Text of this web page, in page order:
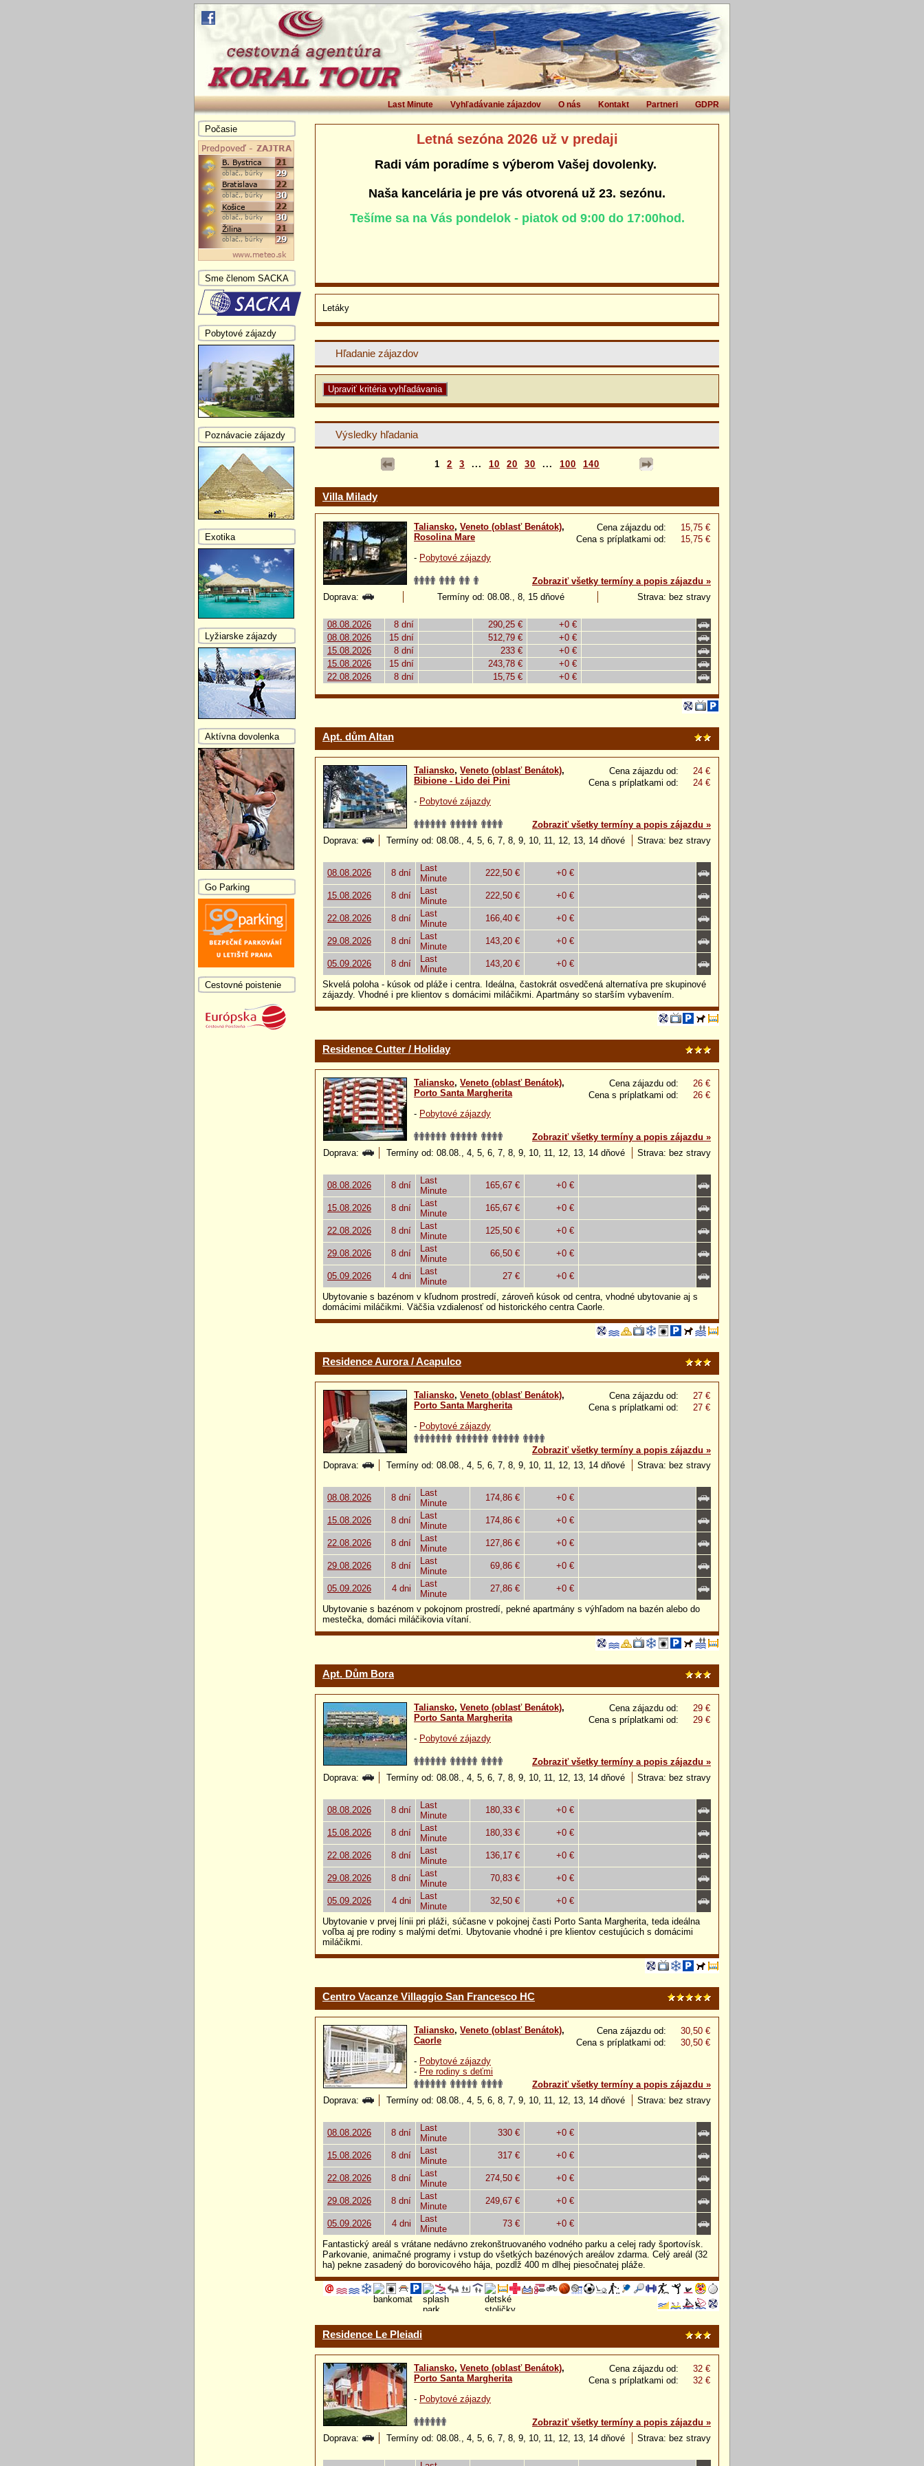
GDPR
Partneri
Kontakt
O nás
Vyhľadávanie zájazdov
Last Minute
Letná sezóna 2026 už v predaji
Radi vám poradíme s výberom Vašej dovolenky.
Naša kancelária je pre vás otvorená už 23. sezónu.
Tešíme sa na Vás pondelok - piatok od 9:00 do 17:00hod.
Letáky
Hľadanie zájazdov
Výsledky hľadania
1 2 3 ... 10 20 30 ... 100 140
Villa Milady
Cena zájazdu od:
15,75 €
Cena s príplatkami od:
15,75 €
Taliansko, Veneto (oblasť Benátok),
Rosolina Mare
- Pobytové zájazdy
Zobraziť všetky termíny a popis zájazdu »
Doprava:
Termíny od: 08.08., 8, 15 dňové Strava: bez stravy
08.08.2026 8 dní 290,25 €
+0 €
08.08.2026
15 dní 512,79 €
+0 €
15.08.2026
8 dní 233 €
+0 €
15.08.2026
15 dní 243,78 €
+0 €
22.08.2026
8 dní 15,75 € +0 €
Apt. dům Altan
Cena zájazdu od:
24 €
Cena s príplatkami od:
24 €
Taliansko, Veneto (oblasť Benátok),
Bibione - Lido dei Pini
- Pobytové zájazdy
Zobraziť všetky termíny a popis zájazdu »
Doprava:
Termíny od: 08.08., 4, 5, 6, 7, 8, 9, 10, 11, 12, 13, 14 dňové Strava: bez stravy
08.08.2026 8 dní
Last
Minute
222,50 € +0 €
15.08.2026 8 dní
Last
Minute
222,50 € +0 €
22.08.2026 8 dní
Last
Minute
166,40 € +0 €
29.08.2026 8 dní
Last
Minute
143,20 € +0 €
05.09.2026 8 dní
Last
Minute
143,20 €
+0 €
Skvelá poloha - kúsok od pláže i centra. Ideálna, častokrát osvedčená alternatíva pre skupinové
zájazdy. Vhodné i pre klientov s domácimi miláčikmi. Apartmány so starším vybavením.
Residence Cutter / Holiday
Cena zájazdu od:
26 €
Cena s príplatkami od:
26 €
Taliansko, Veneto (oblasť Benátok),
Porto Santa Margherita
- Pobytové zájazdy
Zobraziť všetky termíny a popis zájazdu »
Doprava:
Termíny od: 08.08., 4, 5, 6, 7, 8, 9, 10, 11, 12, 13, 14 dňové Strava: bez stravy
08.08.2026 8 dní
Last
Minute
165,67 € +0 €
15.08.2026 8 dní
Last
Minute
165,67 € +0 €
22.08.2026 8 dní
Last
Minute
125,50 € +0 €
29.08.2026 8 dní
Last
Minute
66,50 € +0 €
05.09.2026 4 dni
Last
Minute
27 €
+0 €
Ubytovanie s bazénom v kľudnom prostredí, zároveň kúsok od centra, vhodné ubytovanie aj s
domácimi miláčikmi. Väčšia vzdialenosť od historického centra Caorle.
Residence Aurora / Acapulco
Cena zájazdu od:
27 €
Cena s príplatkami od:
27 €
Taliansko, Veneto (oblasť Benátok),
Porto Santa Margherita
- Pobytové zájazdy
Zobraziť všetky termíny a popis zájazdu »
Doprava:
Termíny od: 08.08., 4, 5, 6, 7, 8, 9, 10, 11, 12, 13, 14 dňové Strava: bez stravy
08.08.2026 8 dní
Last
Minute
174,86 € +0 €
15.08.2026 8 dní
Last
Minute
174,86 € +0 €
22.08.2026 8 dní
Last
Minute
127,86 € +0 €
29.08.2026 8 dní
Last
Minute
69,86 € +0 €
05.09.2026 4 dni
Last
Minute
27,86 €
+0 €
Ubytovanie s bazénom v pokojnom prostredí, pekné apartmány s výhľadom na bazén alebo do
mestečka, domáci miláčikovia vítaní.
Apt. Dům Bora
Cena zájazdu od:
29 €
Cena s príplatkami od:
29 €
Taliansko, Veneto (oblasť Benátok),
Porto Santa Margherita
- Pobytové zájazdy
Zobraziť všetky termíny a popis zájazdu »
Doprava:
Termíny od: 08.08., 4, 5, 6, 7, 8, 9, 10, 11, 12, 13, 14 dňové Strava: bez stravy
08.08.2026 8 dní
Last
Minute
180,33 € +0 €
15.08.2026 8 dní
Last
Minute
180,33 € +0 €
22.08.2026 8 dní
Last
Minute
136,17 € +0 €
29.08.2026 8 dní
Last
Minute
70,83 € +0 €
05.09.2026 4 dni
Last
Minute
32,50 €
+0 €
Ubytovanie v prvej línii pri pláži, súčasne v pokojnej časti Porto Santa Margherita, teda ideálna
voľba aj pre rodiny s malými deťmi. Ubytovanie vhodné i pre klientov cestujúcich s domácimi
miláčikmi.
Centro Vacanze Villaggio San Francesco HC
Cena zájazdu od:
30,50 €
Cena s príplatkami od:
30,50 €
Taliansko, Veneto (oblasť Benátok),
Caorle
- Pobytové zájazdy
- Pre rodiny s deťmi
Zobraziť všetky termíny a popis zájazdu »
Doprava:
Termíny od: 08.08., 4, 5, 6, 8, 7, 9, 10, 11, 12, 13, 14 dňové Strava: bez stravy
08.08.2026 8 dní
Last
Minute
330 € +0 €
15.08.2026 8 dní
Last
Minute
317 € +0 €
22.08.2026 8 dní
Last
Minute
274,50 € +0 €
29.08.2026 8 dní
Last
Minute
249,67 € +0 €
05.09.2026 4 dni
Last
Minute
73 €
+0 €
Fantastický areál s vrátane nedávno zrekonštruovaného vodného parku a celej rady športovísk.
Parkovanie, animačné programy i vstup do všetkých bazénových areálov zdarma. Celý areál (32
ha) pekne zasadený do borovicového hája, pozdĺž 400 m dlhej piesočnatej pláže.
Residence Le Pleiadi
Cena zájazdu od:
32 €
Cena s príplatkami od:
32 €
Taliansko, Veneto (oblasť Benátok),
Porto Santa Margherita
- Pobytové zájazdy
Zobraziť všetky termíny a popis zájazdu »
Doprava:
Termíny od: 08.08., 4, 5, 6, 7, 8, 9, 10, 11, 12, 13, 14 dňové Strava: bez stravy
Počasie
Sme členom SACKA
Pobytové zájazdy
Poznávacie zájazdy
Exotika
Lyžiarske zájazdy
Aktívna dovolenka
Go Parking
Cestovné poistenie